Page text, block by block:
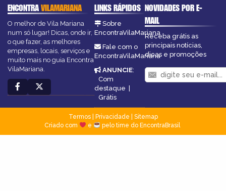
ENCONTRAVILAMARIANA
O melhor de Vila Mariana
num só lugar! Dicas, onde ir,
o que fazer, as melhores
empresas, locais, serviços e
muito mais no guia Encontra
VilaMariana.
LINKS RÁPIDOS
Sobre
EncontraVilaMariana
Fale com o
EncontraVilaMariana
ANUNCIE:
Com
destaque
Grátis
NOVIDADES POR E-
MAIL
Receba grátis as
principais notícias,
dicas e promoções
Termos| Privacidade
Sitemap
Criado com
e pelo time do EncontraBrasil